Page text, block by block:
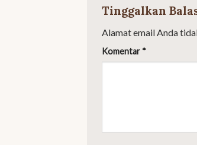
Tinggalkan
Alamat email Anda
Komentar *